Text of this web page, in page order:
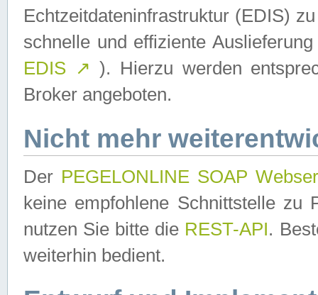
Echtzeitdateninfrastruktur (EDIS)
schnelle und effiziente
EDIS ↗ ). Hierzu werden
Broker angeboten.
Nicht mehr
Der PEGELONLINE SOAP
keine empfohlene Schnittstelle zu
nutzen Sie bitte die REST-API.
weiterhin bedient.